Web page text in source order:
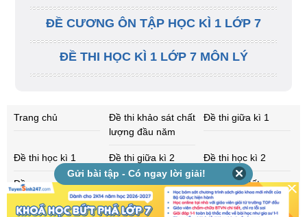
ĐỀ CƯƠNG ÔN TẬP HỌC KÌ 1 LỚP 7
ĐỀ THI HỌC KÌ 1 LỚP 7 MÔN LÝ
Trang chủ
Đề thi khảo sát chất
lượng đầu năm
Đề thi giữa kì 1
Đề thi học kì 1 Đề thi giữa kì 2 Đề thi học kì 2
Đề cương ôn tập
Đề cương ôn tập
học kì 2
Đề thi thử tốt
nghiệp THPT
Gửi bài tập - Có ngay lời giải!